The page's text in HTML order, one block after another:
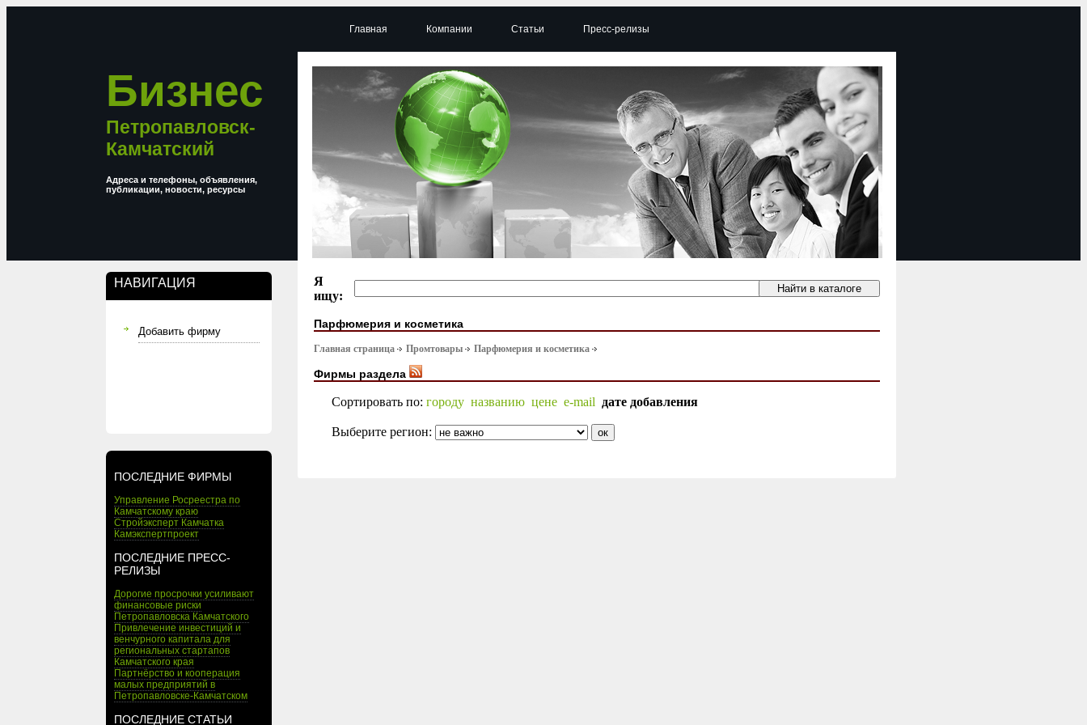
Бизнес
Петропавловск-
Камчатский
Адреса и телефоны, объявления,
публикации, новости, ресурсы
НАВИГАЦИЯ
Добавить фирму
ПОСЛЕДНИЕ ФИРМЫ
Управление Росреестра по
Камчатскому краю
Стройэксперт Камчатка
Камэкспертпроект
ПОСЛЕДНИЕ ПРЕСС-
РЕЛИЗЫ
Дорогие просрочки усиливают
финансовые риски
Петропавловска Камчатского
Привлечение инвестиций и
венчурного капитала для
региональных стартапов
Камчатского края
Партнёрство и кооперация
малых предприятий в
Петропавловске-Камчатском
ПОСЛЕДНИЕ СТАТЬИ
Главная Компании Статьи Пресс-релизы
Я
ищу:
Парфюмерия и косметика
Главная страница Промтовары Парфюмерия и косметика
Фирмы раздела
Сортировать по: городу названию цене e-mail дате добавления
Выберите регион: